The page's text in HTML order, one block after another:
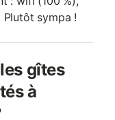
Plutôt sympa !
gîtes
à